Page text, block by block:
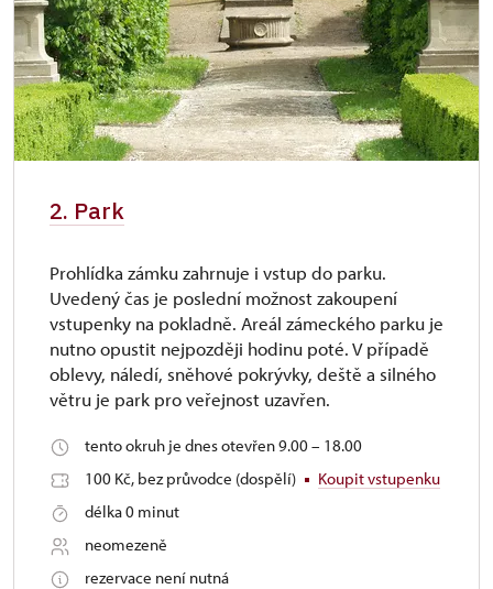
2. Park
Prohlídka zámku zahrnuje i vstup do parku.
Uvedený čas je poslední možnost zakoupení
vstupenky na pokladně. Areál zámeckého parku je
nutno opustit nejpozději hodinu poté. V případě
oblevy, náledí, sněhové pokrývky, deště a silného
větru je park pro veřejnost uzavřen.
tento okruh je dnes otevřen 9.00 – 18.00
100 Kč, bez průvodce (dospělí)
Koupit vstupenku
délka 0 minut
neomezeně
rezervace není nutná